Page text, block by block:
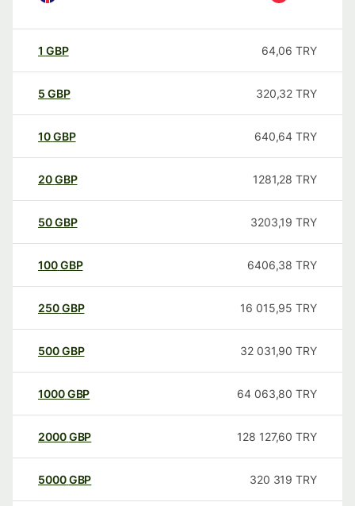
1 GBP 64,06 TRY
5 GBP 320,32 TRY
10GBP 640,64 TRY
20GBP 1281,28 TRY
50GBP 3203,19 TRY
100GBP 6406,38 TRY
250GBP 16 015,95 TRY
500GBP 32 031,90 TRY
1000GBP 64 063,80 TRY
2000GBP 128 127,60 TRY
5000GBP 320 319 TRY